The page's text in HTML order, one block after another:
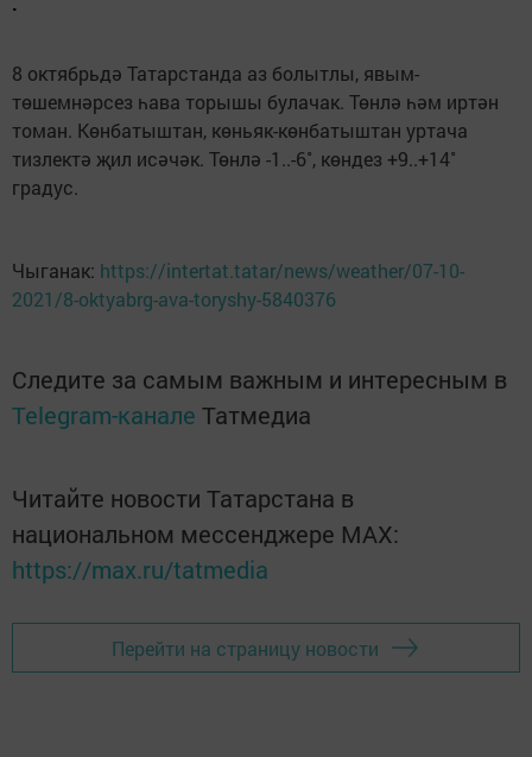
8 октябрьдә Татарстанда аз болытлы, явым-
төшемнәрсез һава торышы булачак. Төнлә һәм иртән
томан. Көнбатыштан, көньяк-көнбатыштан уртача
тизлектә җил исәчәк. Төнлә -1..-6˚, көндез +9..+14˚
градус.
Чыганак: https://intertat.tatar/news/weather/07-10-
2021/8-oktyabrg-ava-toryshy-5840376
Следите за самым важным и интересным в
Telegram-канале Татмедиа
Читайте новости Татарстана в
национальном мессенджере MАХ:
https://max.ru/tatmedia
Перейти на страницу новости